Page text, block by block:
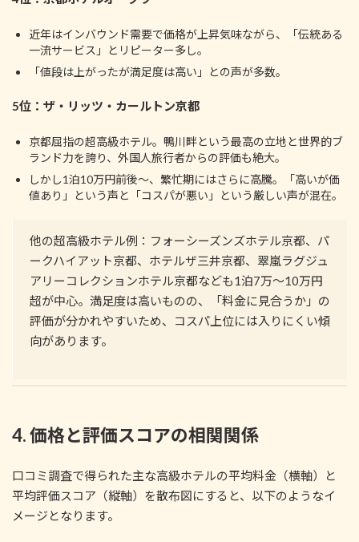
近年はインバウンド需要で価格が上昇気味ながら、「伝統ある
一流サービス」とリピーター多し。
「値段は上がったが満足度は高い」との声が多数。
5位：ザ・リッツ・カールトン京都
京都屈指の超高級ホテル。鴨川畔という最高の立地と世界的ブ
ランド力を誇り、外国人旅行者からの評価も絶大。
しかし1泊10万円前後～、繁忙期にはさらに高騰。「高いが価
値あり」という声と「コスパが悪い」という厳しい声が混在。
他の超高級ホテル例：フォーシーズンズホテル京都、パ
ークハイアット京都、ホテルザ三井京都、翠嵐ラグジュ
アリーコレクションホテル京都なども1泊7万～10万円
超が中心。満足度は高いものの、「料金に見合うか」の
評価が分かれやすいため、コスパ上位には入りにくい傾
向があります。
4. 価格と評価スコアの相関関係
口コミ調査で得られた主な高級ホテルの平均料金（横軸）と
平均評価スコア（縦軸）を散布図にすると、以下のようなイ
メージとなります。